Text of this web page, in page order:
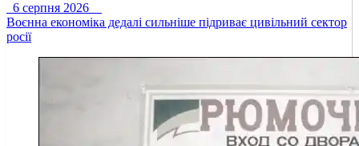
6 серпня 2026
Воєнна економіка дедалі сильніше підриває цивільний сектор
росії